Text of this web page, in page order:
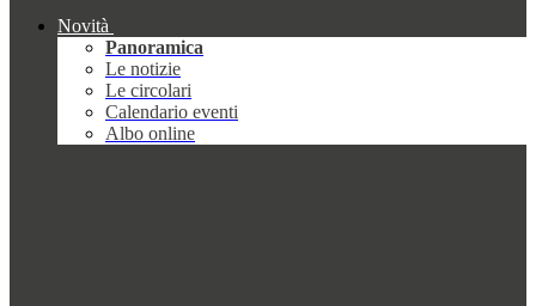
Novità
Panoramica
Le notizie
Le circolari
Calendario eventi
Albo online